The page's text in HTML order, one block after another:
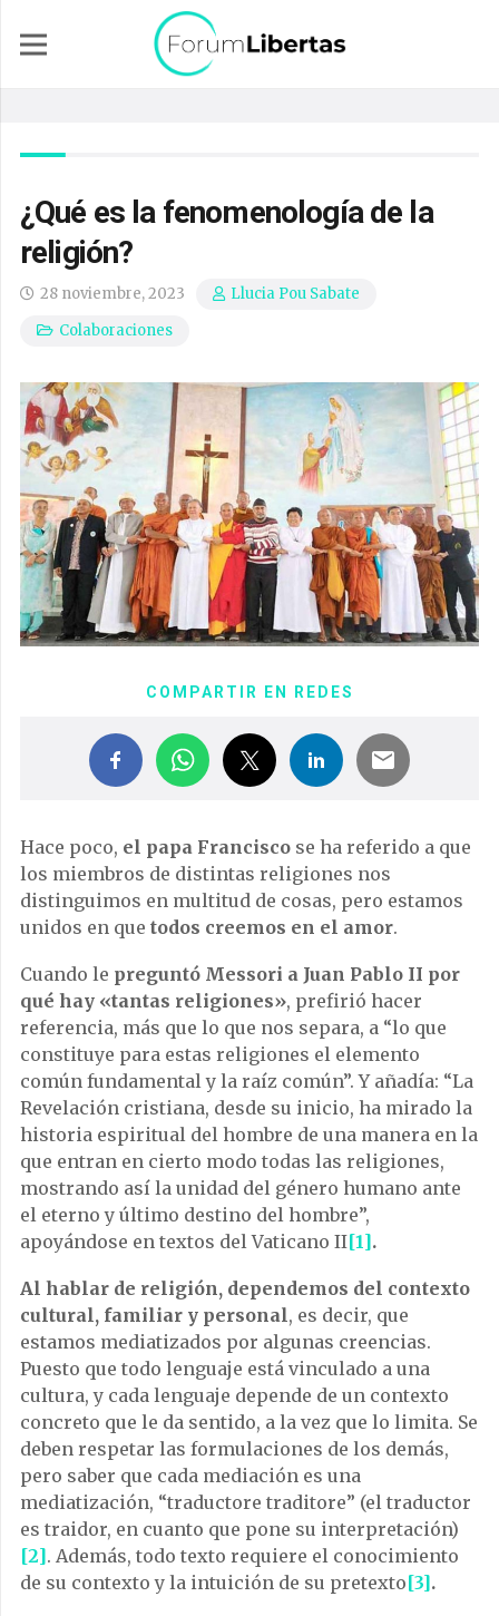
¿Qué es la fenomenología de la
religión?
28 noviembre, 2023
Llucia Pou Sabate
Colaboraciones
COMPARTIR EN REDES
Hace poco, el papa Francisco se ha referido a que
los miembros de distintas religiones nos
distinguimos en multitud de cosas, pero estamos
unidos en que todos creemos en el amor.
Cuando le preguntó Messori a Juan Pablo II por
qué hay «tantas religiones», prefirió hacer
referencia, más que lo que nos separa, a “lo que
constituye para estas religiones el elemento
común fundamental y la raíz común”. Y añadía: “La
Revelación cristiana, desde su inicio, ha mirado la
historia espiritual del hombre de una manera en la
que entran en cierto modo todas las religiones,
mostrando así la unidad del género humano ante
el eterno y último destino del hombre”,
apoyándose en textos del Vaticano II[1].
Al hablar de religión, dependemos del contexto
cultural, familiar y personal, es decir, que
estamos mediatizados por algunas creencias.
Puesto que todo lenguaje está vinculado a una
cultura, y cada lenguaje depende de un contexto
concreto que le da sentido, a la vez que lo limita. Se
deben respetar las formulaciones de los demás,
pero saber que cada mediación es una
mediatización, “traductore traditore” (el traductor
es traidor, en cuanto que pone su interpretación)
[2]. Además, todo texto requiere el conocimiento
de su contexto y la intuición de su pretexto[3].